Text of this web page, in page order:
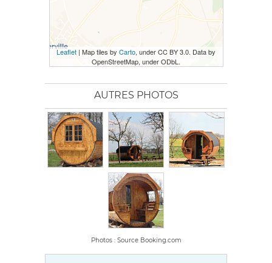
Leaflet | Map tiles by Carto, under CC BY 3.0. Data by
OpenStreetMap, under ODbL.
AUTRES PHOTOS
Photos : Source Booking.com